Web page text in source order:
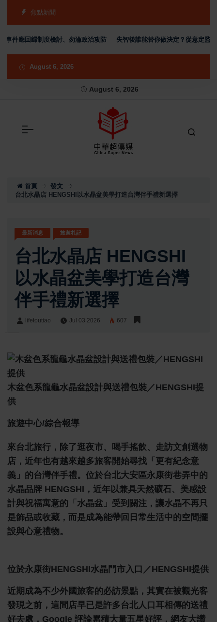
焦點新聞
回歸制度檢討、勿淪政治攻防 失智後誰能替你做決定？從意定監護看人
August 6, 2026
August 6, 2026
首頁
發文
台北水晶店 HENGSHI以水晶盆美學打造台灣伴手禮新選擇
最新消息 旅遊札記
台北水晶店 HENGSHI
以水晶盆美學打造台灣
伴手禮新選擇
lifetoutiao Jul 03 2026 607
木盆色系龍龜水晶盆設計與送禮包裝／HENGSHI提
供
旅遊中心/綜合報導
來台北旅行，除了逛夜市、喝手搖飲、走訪文創選物
店，近年也有越來越多旅客開始尋找「更有紀念意
義」的台灣伴手禮。位於台北大安區永康街巷弄中的
水晶品牌 HENGSHI，近年以兼具天然礦石、美感設
計與祝福寓意的「水晶盆」受到關注，讓水晶不再只
是飾品或收藏，而是成為能帶回日常生活中的空間擺
設與心意禮物。
位於永康街HENGSHI水晶門市入口／HENGSHI提供
近期成為不少外國旅客的必訪景點，其實在被觀光客
發現之前，這間店早已是許多台北人口耳相傳的送禮
好去處，Google 評論累積大量五星好評，網友大讚